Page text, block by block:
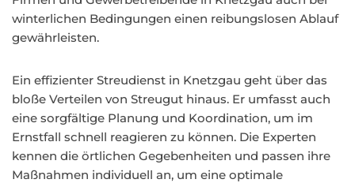
winterlichen Bedingungen einen reibungslosen Ablauf
gewährleisten.
Ein effizienter Streudienst in Knetzgau geht über das
bloße Verteilen von Streugut hinaus. Er umfasst auch
eine sorgfältige Planung und Koordination, um im
Ernstfall schnell reagieren zu können. Die Experten
kennen die örtlichen Gegebenheiten und passen ihre
Maßnahmen individuell an, um eine optimale